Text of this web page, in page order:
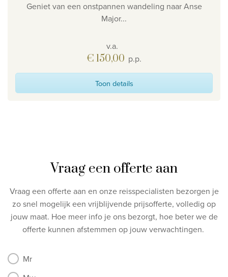
Geniet van een onstpannen wandeling naar Anse
Major...
v.a.
€ 150,00 p.p.
Toon details
Vraag een offerte aan
Vraag een offerte aan en onze reisspecialisten bezorgen je
zo snel mogelijk een vrijblijvende prijsofferte, volledig op
jouw maat. Hoe meer info je ons bezorgt, hoe beter we de
offerte kunnen afstemmen op jouw verwachtingen.
Mr